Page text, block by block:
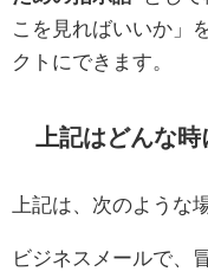
こを見ればいいか」
クトにできます。
上記はどんな時
上記は、次のような
ビジネスメールで、